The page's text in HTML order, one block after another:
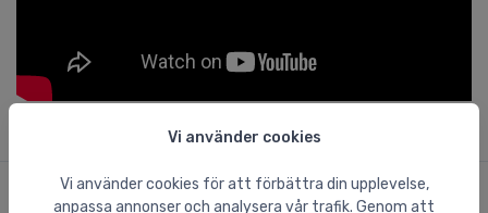
Vi använder cookies
Vi använder cookies för att förbättra din upplevelse,
anpassa annonser och analysera vår trafik. Genom att